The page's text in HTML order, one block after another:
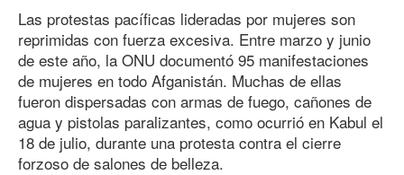
Las protestas pacíficas lideradas por mujeres son
reprimidas con fuerza excesiva. Entre marzo y junio
de este año, la ONU documentó 95 manifestaciones
de mujeres en todo Afganistán. Muchas de ellas
fueron dispersadas con armas de fuego, cañones de
agua y pistolas paralizantes, como ocurrió en Kabul el
18 de julio, durante una protesta contra el cierre
forzoso de salones de belleza.